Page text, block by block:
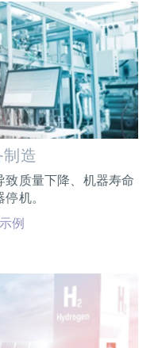
制造
致质量下降、机器寿命
机。
例